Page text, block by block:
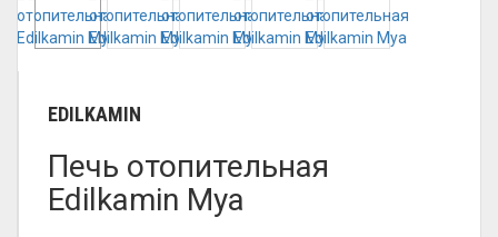
EDILKAMIN
Печь отопительная
Edilkamin Mya